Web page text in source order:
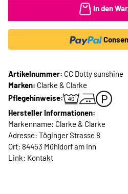
In den
Artikelnummer: CC Dotty sunshine
Marken: Clarke & Clarke
Pflegehinweise:
Hersteller Informationen:
Markenname: Clarke & Clarke
Adresse: Töginger Strasse 8
Ort: 84453 Mühldorf am Inn
Link: Kontakt